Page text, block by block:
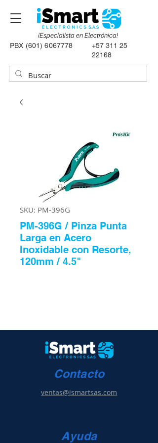
PBX (601) 6067778
+57 311 25
22168
¡Especialista en Electrónica!
SKU: PM-396G
PM-396G / Pinza Punta
Larga en Acero
Inoxidable con Resorte,
120mm / 4.5"
Contacto
ventas@ismartsas.com
Ayuda